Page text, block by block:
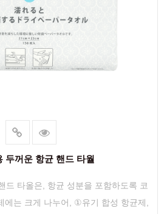
두꺼운 항균 핸드 타월
드 타올은, 항균 성분을 포함하도록 코
에는 크게 나누어, ①유기 합성 항균제,